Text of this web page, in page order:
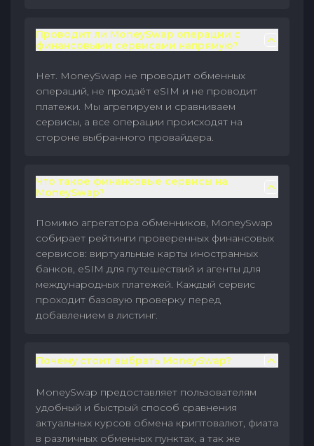
Проводит ли MoneySwap операции с
финансовыми сервисами напрямую?
Нет. MoneySwap не проводит обменных
операций, не продаёт eSIM и не проводит
платежи. Мы агрегируем и сравниваем
сервисы, а все операции происходят на
стороне выбранного провайдера.
Что такое финансовые сервисы на
MoneySwap?
Помимо агрегатора обменников, MoneySwap
собирает рейтинги проверенных финансовых
сервисов: виртуальные карты иностранных
банков, eSIM для путешествий и агенты для
международных платежей. Каждый сервис
проходит базовую проверку перед
добавлением в листинг.
Почему стоит выбрать MoneySwap?
MoneySwap предоставляет пользователям
удобный и быстрый способ сравнения
актуальных курсов обмена криптовалют, фиата
в различных обменных пунктах, а так же